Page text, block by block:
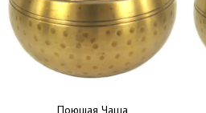
Поющая Чаша